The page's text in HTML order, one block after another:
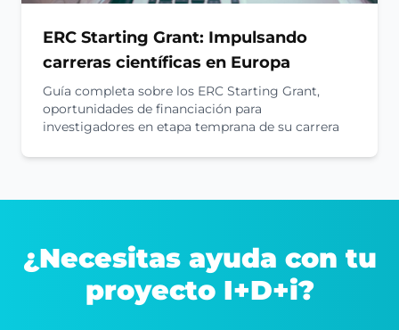
ERC Starting Grant: Impulsando
carreras científicas en Europa
Guía completa sobre los ERC Starting Grant,
oportunidades de financiación para
investigadores en etapa temprana de su carrera
¿Necesitas ayuda con tu
proyecto I+D+i?